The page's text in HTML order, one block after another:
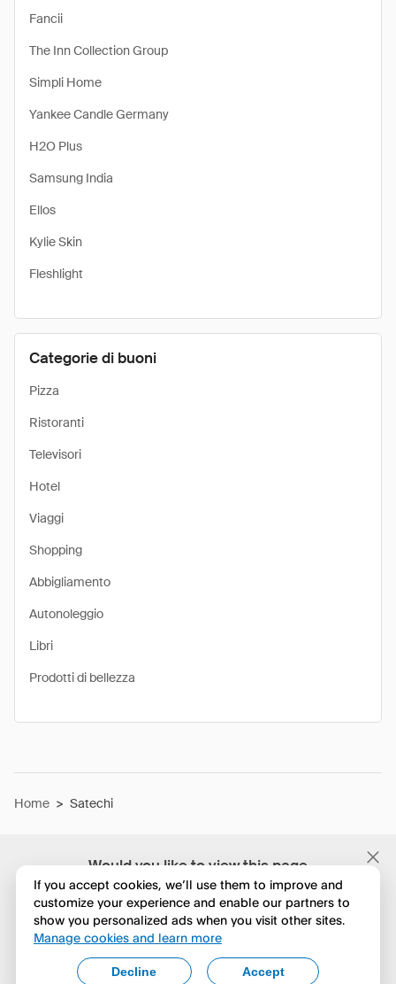
Would you like to view this page
in English?
No, continua a esplorare
Yes, change to English
Fancii
The Inn Collection Group
Simpli Home
Yankee Candle Germany
H2O Plus
Samsung India
Ellos
Kylie Skin
Fleshlight
Categorie di buoni
Pizza
Ristoranti
Televisori
Hotel
Viaggi
Shopping
Abbigliamento
Autonoleggio
Libri
Prodotti di bellezza
Home > Satechi
If you accept cookies, we’ll use them to improve and
customize your experience and enable our partners to
show you personalized ads when you visit other sites.
Manage cookies and learn more
Accept
Decline